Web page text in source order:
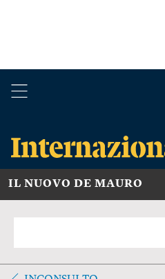
IL NUOVO DE MAURO